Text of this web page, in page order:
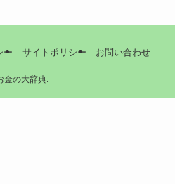
ー サイトポリシー お問い合わせ
金の大辞典.